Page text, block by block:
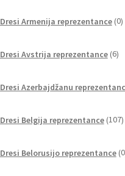
Dresi Armenija reprezentance 0
Dresi Avstrija reprezentance 6
Dresi Azerbajdžanu
Dresi Belgija reprezentance 107
Dresi Belorusijo reprezentance 0